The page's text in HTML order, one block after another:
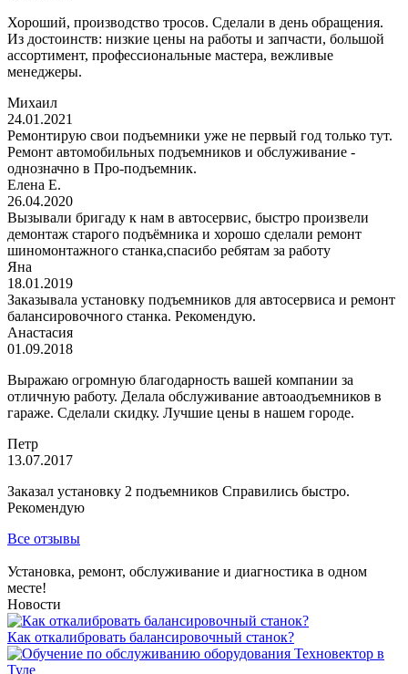
Хороший, производство тросов. Сделали в день обращения.
Из достоинств: низкие цены на работы и запчасти, большой
ассортимент, профессиональные мастера, вежливые
менеджеры.
Михаил
24.01.2021
Ремонтирую свои подъемники уже не первый год только тут.
Ремонт автомобильных подъемников и обслуживание -
однозначно в Про-подъемник.
Елена Е.
26.04.2020
Вызывали бригаду к нам в автосервис, быстро произвели
демонтаж старого подъёмника и хорошо сделали ремонт
шиномонтажного станка,спасибо ребятам за работу
Яна
18.01.2019
Заказывала установку подъемников для автосервиса и ремонт
балансировочного станка. Рекомендую.
Анастасия
01.09.2018
Выражаю огромную благодарность вашей компании за
отличную работу. Делала обслуживание автоаодъемников в
гараже. Сделали скидку. Лучшие цены в нашем городе.
Петр
13.07.2017
Заказал установку 2 подъемников Справились быстро.
Рекомендую
Все отзывы
Установка, ремонт, обслуживание и диагностика в одном
месте!
Новости
Как откалибровать балансировочный станок?